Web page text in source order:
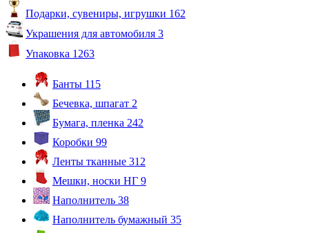
Подарки, сувениры, игрушки 162
Украшения для автомобиля 3
Упаковка 1263
Банты 115
Бечевка, шпагат 2
Бумага, пленка 242
Коробки 99
Ленты тканные 312
Мешки, носки НГ 9
Наполнитель 38
Наполнитель бумажный 35